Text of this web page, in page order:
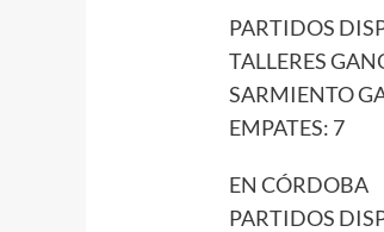
PARTIDOS
TALLERES
SARMIENTO
EMPATES: 7
EN CÓRDOBA
PARTIDOS